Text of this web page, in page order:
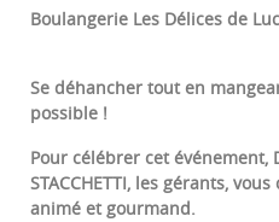
Boulangerie Les Délices de
Se déhancher tout en
possible !
Pour célébrer cet événement,
STACCHETTI, les gérants,
animé et gourmand.